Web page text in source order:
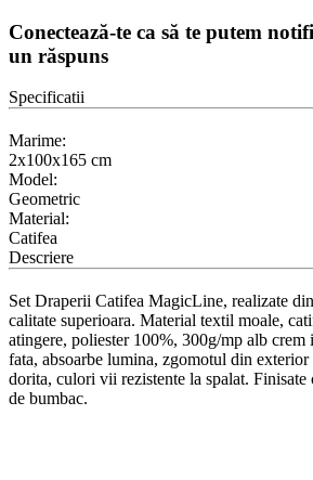
Conectează-te ca să te putem
un răspuns
Specificatii
Marime:
2x100x165 cm
Model:
Geometric
Material:
Catifea
Descriere
Set Draperii Catifea MagicLine, realizate
calitate superioara. Material textil moale,
atingere, poliester 100%, 300g/mp alb
fata, absoarbe lumina, zgomotul din
dorita, culori vii rezistente la spalat. Finisate
de bumbac.